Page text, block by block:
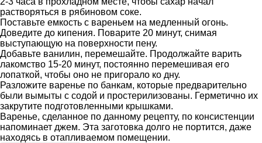
растворяться в рябиновом соке.
Поставьте емкость с вареньем на медленный огонь.
Доведите до кипения. Поварите 20 минут, снимая
выступающую на поверхности пену.
Добавьте ванилин, перемешайте. Продолжайте варить
лакомство 15-20 минут, постоянно перемешивая его
лопаткой, чтобы оно не пригорало ко дну.
Разложите варенье по банкам, которые предварительно
были вымыты с содой и простерилизованы. Герметично их
закрутите подготовленными крышками.
Варенье, сделанное по данному рецепту, по консистенции
напоминает джем. Эта заготовка долго не портится, даже
находясь в отапливаемом помещении.